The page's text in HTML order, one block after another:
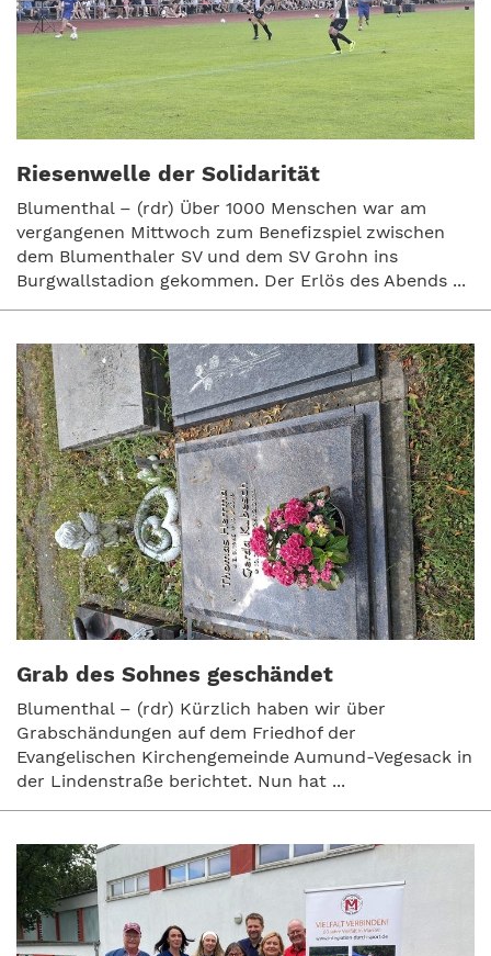
Riesenwelle der Solidarität
Blumenthal – (rdr) Über 1000 Menschen war am
vergangenen Mittwoch zum Benefizspiel zwischen
dem Blumenthaler SV und dem SV Grohn ins
Burgwallstadion gekommen. Der Erlös des Abends ...
Grab des Sohnes geschändet
Blumenthal – (rdr) Kürzlich haben wir über
Grabschändungen auf dem Friedhof der
Evangelischen Kirchengemeinde Aumund-Vegesack in
der Lindenstraße berichtet. Nun hat ...